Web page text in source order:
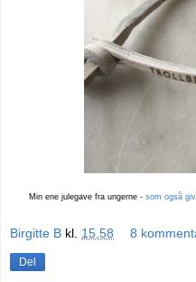
Min ene julegave fra ungerne - som også
Birgitte B kl. 15.58 8
Del